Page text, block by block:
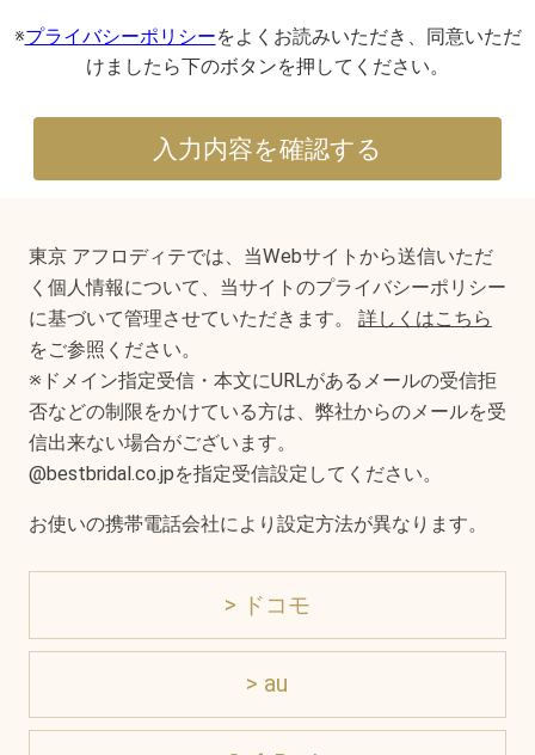
※プライバシーポリシーをよくお読みいただき、同意いただ
けましたら下のボタンを押してください。
東京 アフロディテでは、当Webサイトから送信いただ
く個人情報について、当サイトのプライバシーポリシー
に基づいて管理させていただきます。 詳しくはこちら
をご参照ください。
※ドメイン指定受信・本文にURLがあるメールの受信拒
否などの制限をかけている方は、弊社からのメールを受
信出来ない場合がございます。
@bestbridal.co.jpを指定受信設定してください。
お使いの携帯電話会社により設定方法が異なります。
> ドコモ
> au